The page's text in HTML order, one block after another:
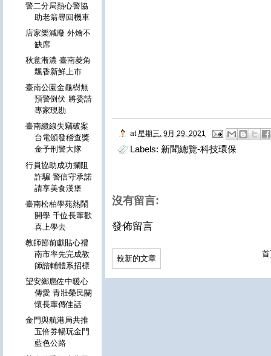
at 星期三, 9月 29, 2021
Labels: 新聞總覽-科技環保
沒有留言:
發佈留言
較新的文章
警二分局熱心警協
助老翁尋回機車
店家樂減廢 外燴不
缺席
秋意漸濃 臺南菱角
飄香新鮮上市
臺南公園金龜樹無
預警倒伏 將委請
專家現勘
臺南纜線失竊破案
台電頒發稽查獎
金予刑警大隊
行員協助成功攔阻
詐騙 警信守承諾
請享美食漢堡
臺南松柏學苑熱鬧
開學 千位長輩歡
喜上學去
教師節前獻貼心禮
南市率先完成教
師諮輔體系招標
望安鄉扈佐中暖心
傳愛 青壯榮民關
懷長輩傳佳話
金門與航港局共推
五倍券暢玩金門
藍色公路